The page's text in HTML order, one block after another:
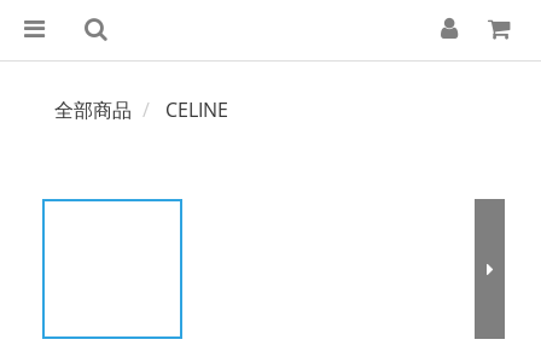
全部商品 CELINE